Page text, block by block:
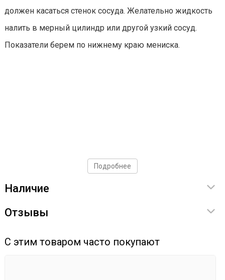
должен касаться стенок сосуда. Желательно жидкость
налить в мерный цилиндр или другой узкий сосуд.
Показатели берем по нижнему краю мениска.
Подробнее
Наличие
Отзывы
С этим товаром часто покупают